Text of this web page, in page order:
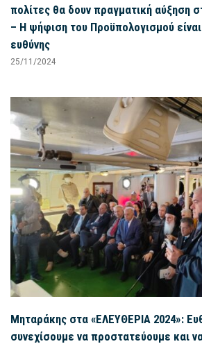
πολίτες θα δουν πραγματική αύξηση
– Η ψήφιση του Προϋπολογισμού
ευθύνης
25/11/2024
Μηταράκης στα «ΕΛΕΥΘΕΡΙΑ 2024»:
συνεχίσουμε να προστατεύουμε και